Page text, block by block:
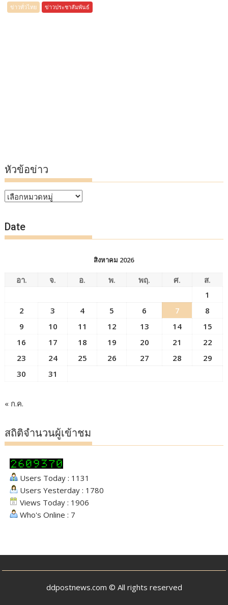
ข่าวทั่วไทย ข่าวประชาสัมพันธ์
หัวข้อข่าว
หัวข้อ
Date
สิงหาคม 2026
อา. จ. อ. พ. พฤ. ศ.
ส.
1
2
3 4 5 6 7
8
9
10 11 12 13 14
15
16
17 18 19 20 21
22
23
24 25 26 27 28
29
30
31
« ก.ค.
สถิติจำนวนผู้เข้าชม
Users Today : 1131
Users Yesterday : 1780
Views Today : 1906
Who's Online : 7
ddpostnews.com © All rights reserved